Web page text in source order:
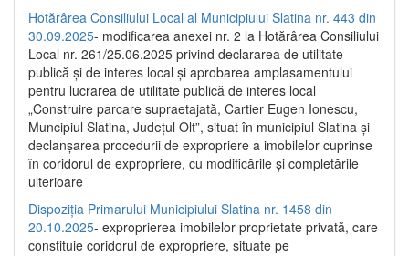
Hotărârea Consiliului Local al Municipiului Slatina nr. 443 din
30.09.2025- modificarea anexei nr. 2 la Hotărârea Consiliului
Local nr. 261/25.06.2025 privind declararea de utilitate
publică şi de interes local şi aprobarea amplasamentului
pentru lucrarea de utilitate publică de interes local
„Construire parcare supraetajată, Cartier Eugen Ionescu,
Muncipiul Slatina, Judeţul Olt”, situat în municipiul Slatina şi
declanşarea procedurii de expropriere a imobilelor cuprinse
în coridorul de expropriere, cu modificările şi completările
ulterioare
Dispoziția Primarului Municipiului Slatina nr. 1458 din
20.10.2025- exproprierea imobilelor proprietate privată, care
constituie coridorul de expropriere, situate pe